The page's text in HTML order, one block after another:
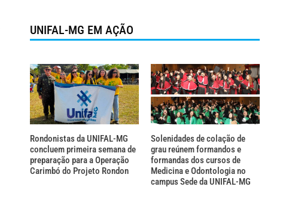
UNIFAL-MG EM AÇÃO
Rondonistas da UNIFAL-MG
concluem primeira semana de
preparação para a Operação
Carimbó do Projeto Rondon
Solenidades de colação de
grau reúnem formandos e
formandas dos cursos de
Medicina e Odontologia no
campus Sede da UNIFAL-MG